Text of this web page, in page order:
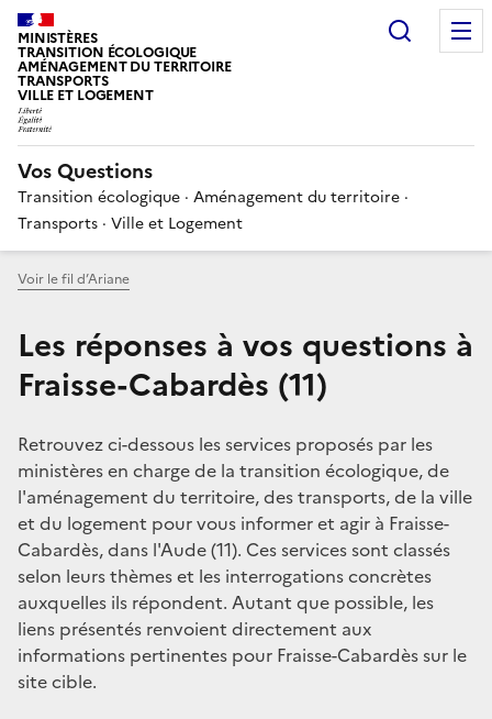
MINISTÈRES
TRANSITION ÉCOLOGIQUE
AMÉNAGEMENT DU TERRITOIRE
TRANSPORTS
VILLE ET LOGEMENT
Vos Questions
Transition écologique · Aménagement du territoire ·
Transports · Ville et Logement
Voir le fil d’Ariane
Les réponses à vos questions à
Fraisse-Cabardès (11)
Retrouvez ci-dessous les services proposés par les
ministères en charge de la transition écologique, de
l'aménagement du territoire, des transports, de la ville
et du logement pour vous informer et agir à Fraisse-
Cabardès, dans l'Aude (11). Ces services sont classés
selon leurs thèmes et les interrogations concrètes
auxquelles ils répondent. Autant que possible, les
liens présentés renvoient directement aux
informations pertinentes pour Fraisse-Cabardès sur le
site cible.